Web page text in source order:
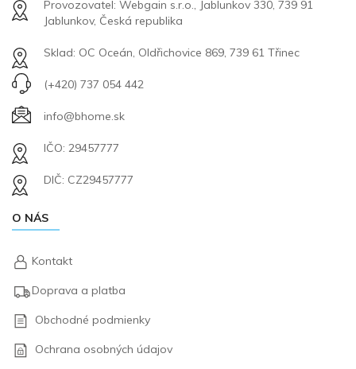
Provozovatel: Webgain s.r.o., Jablunkov 330, 739 91
Jablunkov, Česká republika
Sklad: OC Oceán, Oldřichovice 869, 739 61 Třinec
(+420) 737 054 442
info@bhome.sk
IČO: 29457777
DIČ: CZ29457777
O NÁS
Kontakt
Doprava a platba
Obchodné podmienky
Ochrana osobných údajov